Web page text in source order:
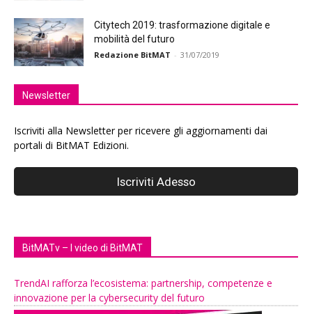
Citytech 2019: trasformazione digitale e
mobilità del futuro
Redazione BitMAT - 31/07/2019
Newsletter
Iscriviti alla Newsletter per ricevere gli aggiornamenti dai
portali di BitMAT Edizioni.
BitMATv – I video di BitMAT
TrendAI rafforza l’ecosistema: partnership, competenze e
innovazione per la cybersecurity del futuro